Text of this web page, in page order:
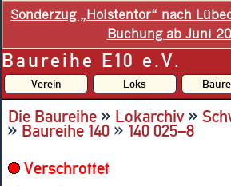
Sonderzug „Holstentor“ nach
Buchung ab Juni
Baureihe E10 e.V.
Verein Loks
Die Baureihe » Lokarchiv»
»Baureihe 140 »140 025–8
Verschrottet